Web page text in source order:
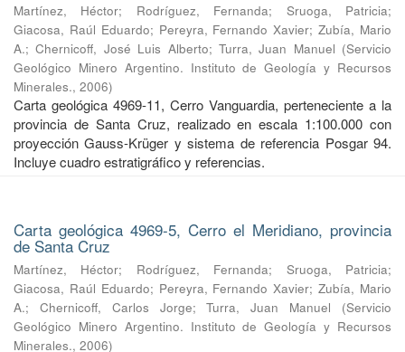
Martínez, Héctor; Rodríguez, Fernanda; Sruoga, Patricia;
Giacosa, Raúl Eduardo; Pereyra, Fernando Xavier;Zubía, Mario
A.;Chernicoff, José Luis Alberto; Turra, Juan Manuel (Servicio
Geológico Minero Argentino. Instituto de Geología y Recursos
Minerales., 2006)
Carta geológica 4969-11, Cerro Vanguardia, perteneciente a la
provincia de Santa Cruz, realizado en escala 1:100.000 con
proyección Gauss-Krüger y sistema de referencia Posgar 94.
Incluye cuadro estratigráfico y referencias.
Carta geológica 4969-5, Cerro el Meridiano, provincia
de Santa Cruz
Martínez, Héctor; Rodríguez, Fernanda; Sruoga, Patricia;
Giacosa, Raúl Eduardo; Pereyra, Fernando Xavier;Zubía, Mario
A.; Chernicoff, Carlos Jorge;Turra, Juan Manuel (Servicio
Geológico Minero Argentino. Instituto de Geología y Recursos
Minerales., 2006)